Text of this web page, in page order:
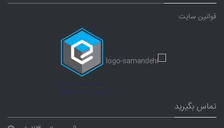
قوانین سایت
تماس بگیرید